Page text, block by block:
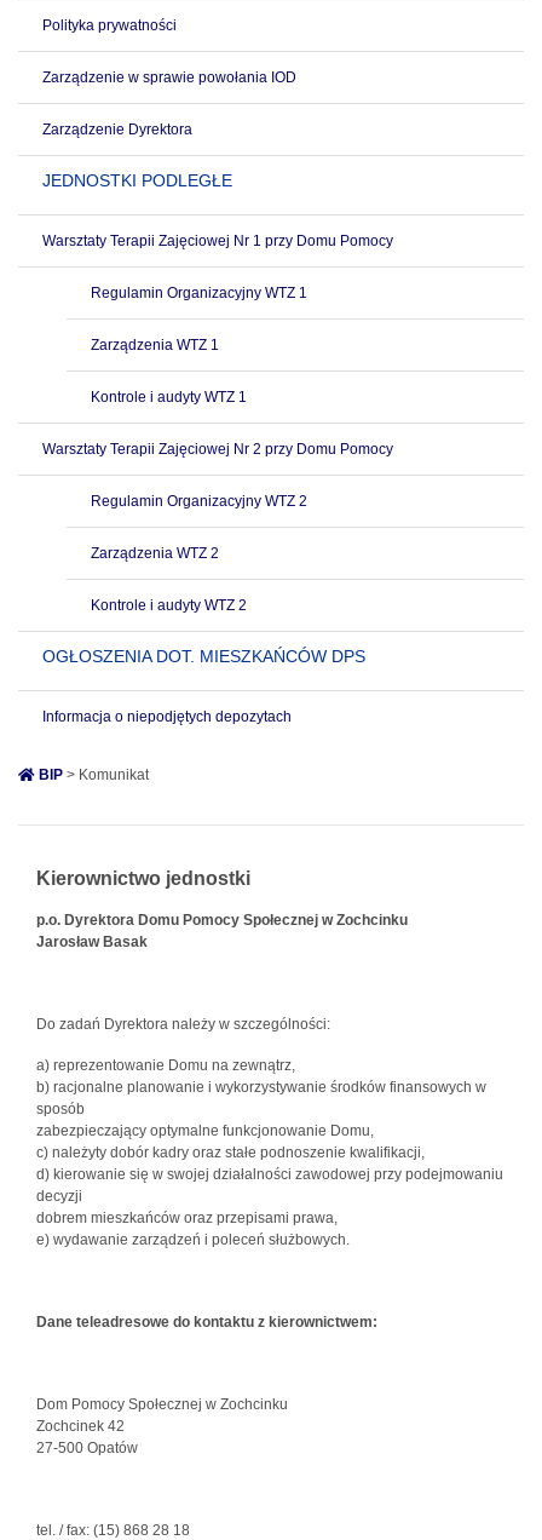
Polityka prywatności
Zarządzenie w sprawie powołania IOD
Zarządzenie Dyrektora
JEDNOSTKI PODLEGŁE
Warsztaty Terapii Zajęciowej Nr 1 przy Domu Pomocy
Regulamin Organizacyjny WTZ 1
Zarządzenia WTZ 1
Kontrole i audyty WTZ 1
Warsztaty Terapii Zajęciowej Nr 2 przy Domu Pomocy
Regulamin Organizacyjny WTZ 2
Zarządzenia WTZ 2
Kontrole i audyty WTZ 2
OGŁOSZENIA DOT. MIESZKAŃCÓW DPS
Informacja o niepodjętych depozytach
BIP > Komunikat
Kierownictwo jednostki
p.o. Dyrektora Domu Pomocy Społecznej w Zochcinku
Jarosław Basak
Do zadań Dyrektora należy w szczególności:
a) reprezentowanie Domu na zewnątrz,
b) racjonalne planowanie i wykorzystywanie środków finansowych w
sposób
zabezpieczający optymalne funkcjonowanie Domu,
c) należyty dobór kadry oraz stałe podnoszenie kwalifikacji,
d) kierowanie się w swojej działalności zawodowej przy podejmowaniu
decyzji
dobrem mieszkańców oraz przepisami prawa,
e) wydawanie zarządzeń i poleceń służbowych.
Dane teleadresowe do kontaktu z kierownictwem:
Dom Pomocy Społecznej w Zochcinku
Zochcinek 42
27-500 Opatów
tel. / fax: (15) 868 28 18